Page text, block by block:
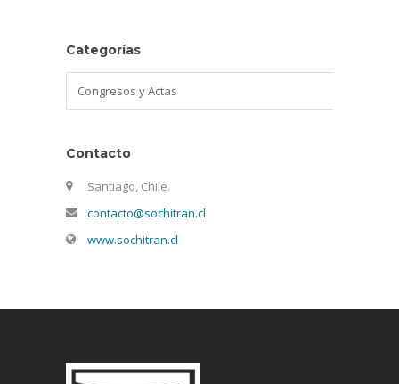
Categorías
Contacto
Santiago, Chile.
contacto@sochitran.cl
www.sochitran.cl